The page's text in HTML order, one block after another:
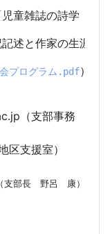
童雑誌の詩学　―
述と作家の生涯　
プログラム.pdf）
（支部事務
区支援室）
（支部長 野呂 康）